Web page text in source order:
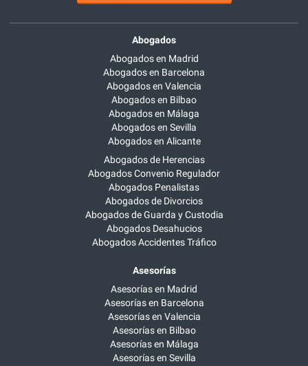
Abogados
Abogados en Madrid
Abogados en Barcelona
Abogados en Valencia
Abogados en Bilbao
Abogados en Málaga
Abogados en Sevilla
Abogados en Alicante
Abogados de Herencias
Abogados Convenio Regulador
Abogados Penalistas
Abogados de Divorcios
Abogados de Guarda y Custodia
Abogados Desahucios
Abogados Accidentes Tráfico
Asesorías
Asesorías en Madrid
Asesorías en Barcelona
Asesorías en Valencia
Asesorías en Bilbao
Asesorías en Málaga
Asesorías en Sevilla